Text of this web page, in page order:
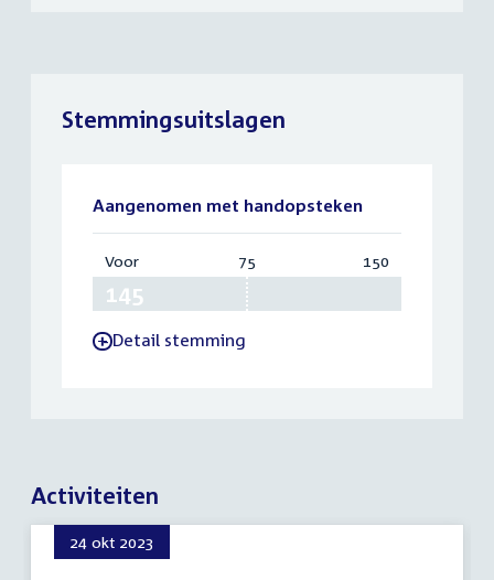
Stemmingsuitslagen
Aangenomen met handopsteken
Voor:
75 150
-Detail stemming
Activiteiten
24 okt 2023